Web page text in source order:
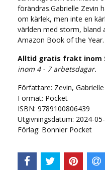
förändras.Gabrielle Zevin
om kärlek, men inte en
världen med storm, bland
Amazon Book of the Year.
Alltid gratis frakt inom
inom 4 - 7 arbetsdagar.
Författare: Zevin, Gabrielle
Format: Pocket
ISBN: 9789100806439
Utgivningsdatum: 2024-
Förlag: Bonnier Pocket